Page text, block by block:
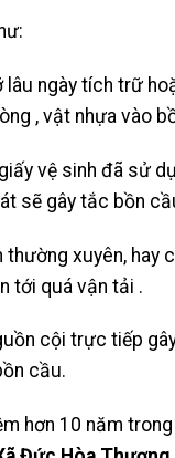
lâu ngày tích trữ
, vật nhựa vào
vệ sinh đã sử
sẽ gây tắc bồn
thường xuyên, hay
tới quá vận tải .
cội trực tiếp
cầu.
hơn 10 năm